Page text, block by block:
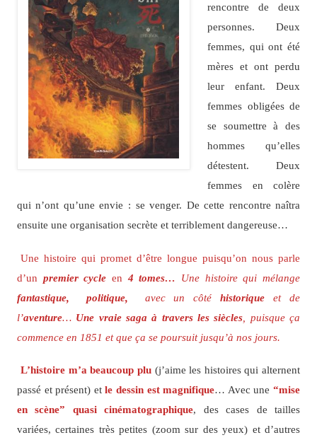
rencontre de deux
personnes. Deux
femmes, qui ont été
mères et ont perdu
leur enfant. Deux
femmes obligées de
se soumettre à des
hommes qu’elles
détestent. Deux
femmes en colère
qui n’ont qu’une envie : se venger. De cette rencontre naîtra
ensuite une organisation secrète et terriblement dangereuse…
Une histoire qui promet d’être longue puisqu’on nous parle
d’un premier cycle en4 tomes… Une histoire qui mélange
fantastique,
politique, avec un côtéhistorique et de
l’aventure… Une vraie saga à travers les siècles , puisque ça
commence en 1851 et que ça se poursuit jusqu’à nos jours.
L’histoire m’a beaucoup plu(j’aime les histoires qui alternent
passé et présent) etle dessin est magnifique… Avec une“mise
en scène” quasi cinématographique, des cases de tailles
variées, certaines très petites (zoom sur des yeux) et d’autres